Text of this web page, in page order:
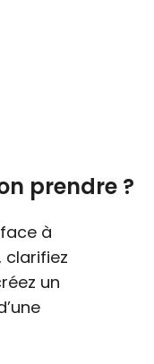
prendre ?
à
clarifiez
un